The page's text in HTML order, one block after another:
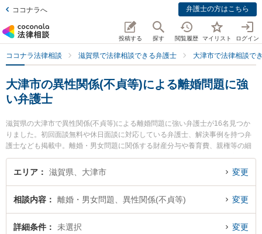
ココナラへ 弁護士の方はこちら
投稿する 探す 閲覧履歴 マイリスト ログイン
ココナラ法律相談 滋賀県で法律相談できる弁護士 大津市で法律相談で
大津市の異性関係(不貞等)による離婚問題に強
い弁護士
滋賀県の大津市で異性関係(不貞等)による離婚問題に強い弁護士が16名見つか
りました。初回面談無料や休日面談に対応している弁護士、解決事例を持つ弁
護士なども掲載中。離婚・男女問題に関係する財産分与や養育費、親権等の細
かな分野での絞り込み検索もでき便利です。特に湖都経営法律事務所の宮本 向
日葵弁護士や湖都経営法律事務所の山口 智之弁護士、レーク総合法律事務所の
横畑 俊介弁護士のプロフィール情報や弁護士費用、強みなどが注目されていま
ルを今すぐに弁護士に相談したい』『異性関係(不貞等)による離婚問題のトラブ
ル解決の実績豊富な近くの弁護士を検索したい』『初回相談無料で異性関係(不
貞等)による離婚問題を法律相談できる大津市内の弁護士に相談予約したい』な
エリア 滋賀県、大津市 変更
相談内容 離婚・男女問題、異性関係(不貞等) 変更
詳細条件 未選択 変更